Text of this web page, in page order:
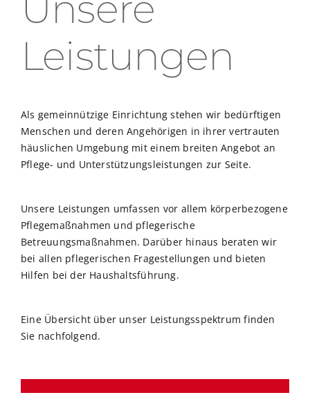
Leistungen
Als gemeinnützige Einrichtung stehen wir bedürftigen
Menschen und deren Angehörigen in ihrer vertrauten
häuslichen Umgebung mit einem breiten Angebot an
Pflege- und Unterstützungsleistungen zur Seite.
Unsere Leistungen umfassen vor allem körperbezogene
Pflegemaßnahmen und pflegerische
Betreuungsmaßnahmen. Darüber hinaus beraten wir
bei allen pflegerischen Fragestellungen und bieten
Hilfen bei der Haushaltsführung.
Eine Übersicht über unser Leistungsspektrum finden
Sie nachfolgend.